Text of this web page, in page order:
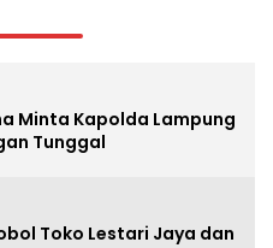
Minta Kapolda Lampung
Tunggal
Toko Lestari Jaya dan